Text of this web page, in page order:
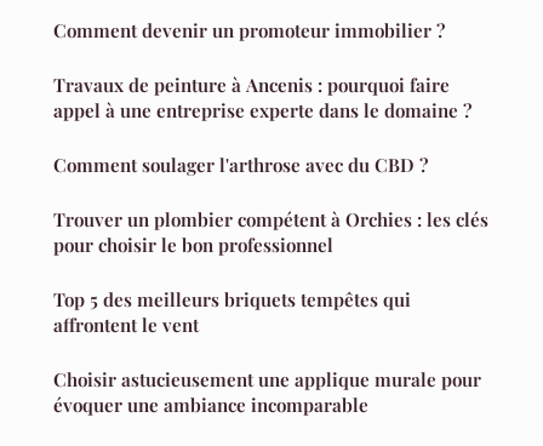
Comment devenir un promoteur immobilier ?
Travaux de peinture à Ancenis : pourquoi faire
appel à une entreprise experte dans le domaine ?
Comment soulager l'arthrose avec du CBD ?
Trouver un plombier compétent à Orchies : les clés
pour choisir le bon professionnel
Top 5 des meilleurs briquets tempêtes qui
affrontent le vent
Choisir astucieusement une applique murale pour
évoquer une ambiance incomparable